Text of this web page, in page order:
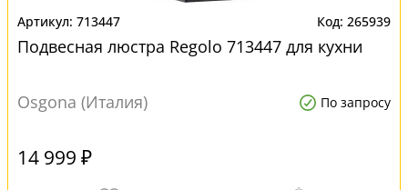
713447 265939
Подвесная люстра Regolo 713447 для кухни
Osgona (Италия) По запросу
14 999 ₽